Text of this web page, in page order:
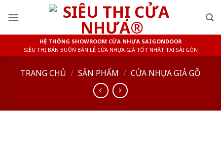
HỆ THỐNG SHOWROOM CỬA NHỰA SAIGONDOOR
SIÊU THỊ BÁN BUÔN BÁN LẺ CỬA NHỰA GIÁ TỐT NHẤT TẠI SÀI GÒN
TRANG CHỦ / SẢN PHẨM / CỬA NHỰA GIẢ GỖ